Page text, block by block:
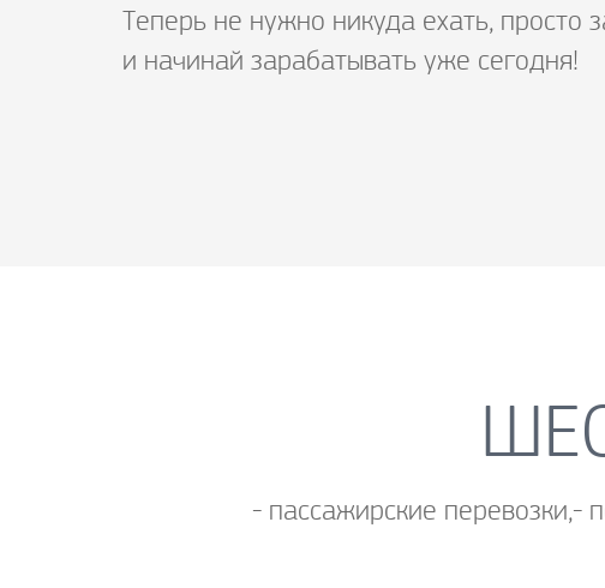
Теперь не нужно никуда ехать, просто
и начинай зарабатывать уже сегодня!
- пассажирские перевозки,-